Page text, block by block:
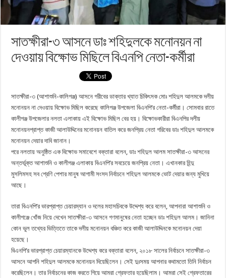
সাতক্ষীরা-৩ আসনে ডাঃ শহিদুলকে মনোনয়ন না
দেওয়ায় বিক্ষোভ মিছিলে বিএনপি নেতা-কর্মীরা
সাতক্ষীরা-৩ (আশাশুনি-কালিগঞ্জ) আসনে গরীবের ডাক্তার খ্যাত চিকিৎসক মোঃ শহিদুল আলমকে দলীয়
মনোনয়ন না দেওয়ায় বিক্ষোভ মিছিল করেছে কালিগঞ্জ উপজেলা বিএনপি’র নেতা-কর্মীরা। সোমবার রাতে
কালীগঞ্জ উপজেলার নলতা এলাকায় এই বিক্ষোভ মিছিল বের হয়। বিক্ষোভকারীরা বিএনপির দলীয়
মনোনয়নপ্রাপ্ত কাজী আলাউদ্দিনের মনোনয়ন বাতিল করে জনপ্রিয় নেতা গরিবের ডাঃ শহিদুল আলমকে
মনোনয়ন দেয়ার দাবি জানান।
পরে নলতায় অনুষ্ঠিত এক বিক্ষোভ সমাবেশে বক্তারা বলেন, ডাঃ শহিদুল আলম সাতক্ষীরা-৩ আসনের
অন্তর্ভূক্ত আশাশুনি ও কালীগঞ্জ এলাকায় বিএনপি’র সবচেয়ে জনপ্রিয় নেতা। এখানকার হিন্দু
মুসলিমসহ সব শ্রেণি পেশার মানুষ আগামী সংসদ নির্বাচনে শহিদুল আলমকে ভোট দেয়ার জন্য মুখিয়ে
আছে।
তারা বিএনপি’র ভারপ্রাপ্ত চেয়ারম্যান ও দলের মহাসচিবকে উদ্দেশ্য করে বলেন, আপনারা আশাশুনি ও
কালীগঞ্জে খোঁজ নিয়ে দেখেন সাতক্ষীরা-৩ আসনে গণমানুষের নেতা হচ্ছেন ডাঃ শহিদুল আলম। জানিনা
কোন ভুল তথ্যের ভিত্তিতে তাকে দলীয় মনোনয়ন বঞ্চিত করে কাজী আলাউদ্দিনকে মনোনয়ন দেয়া
হয়েছে।
বিএনপি’র ভারপ্রাপ্ত চেয়ারম্যানকে উদ্দেশ্য করে বক্তারা বলেন, ২০১৮ সালের নির্বাচনে সাতক্ষীরা-৩
আসনে আপনি শহিদুল আলমকে মনোনয়ন দিয়েছিলেন। সেই দুঃসময় আপনার কথামতো তিনি নির্বাচন
করেছিলেন। তার নির্বাচনের কাজ করতে গিয়ে আমরা গ্রেফতার হয়েছিলাম। আমরা সেই গ্রেফতারের